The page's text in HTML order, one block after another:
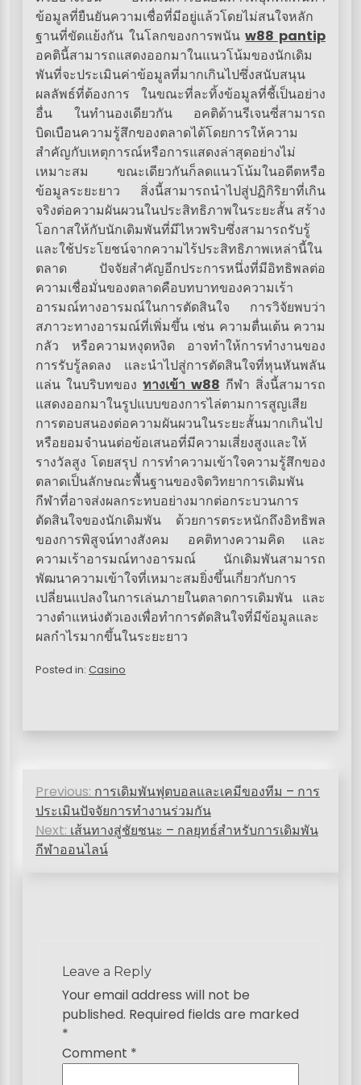
ข้อมูลที่ยืนยันความเชื่อที่มีอยู่แล้วโดยไม่สนใจหลัก
ฐานที่ขัดแย้งกัน ในโลกของการพนันw88 pantip
อคตินี้สามารถแสดงออกมาในแนวโน้มของนักเดิม
พันที่จะประเมินค่าข้อมูลที่มากเกินไปซึ่งสนับสนุน
ผลลัพธ์ที่ต้องการ ในขณะที่ละทิ้งข้อมูลที่ชี้เป็นอย่าง
อื่น ในทำนองเดียวกัน อคติด้านรีเจนซี่สามารถ
บิดเบือนความรู้สึกของตลาดได้โดยการให้ความ
สำคัญกับเหตุการณ์หรือการแสดงล่าสุดอย่างไม่
เหมาะสม ขณะเดียวกันก็ลดแนวโน้มในอดีตหรือ
ข้อมูลระยะยาว สิ่งนี้สามารถนำไปสู่ปฏิกิริยาที่เกิน
จริงต่อความผันผวนในประสิทธิภาพในระยะสั้น สร้าง
โอกาสให้กับนักเดิมพันที่มีไหวพริบซึ่งสามารถรับรู้
และใช้ประโยชน์จากความไร้ประสิทธิภาพเหล่านี้ใน
ตลาด ปัจจัยสำคัญอีกประการหนึ่งที่มีอิทธิพลต่อ
ความเชื่อมั่นของตลาดคือบทบาทของความเร้า
อารมณ์ทางอารมณ์ในการตัดสินใจ การวิจัยพบว่า
สภาวะทางอารมณ์ที่เพิ่มขึ้น เช่น ความตื่นเต้น ความ
กลัว หรือความหงุดหงิด อาจทำให้การทำงานของ
การรับรู้ลดลง และนำไปสู่การตัดสินใจที่หุนหันพลัน
แล่น ในบริบทของทางเข้า w88 กีฬา สิ่งนี้สามารถ
แสดงออกมาในรูปแบบของการไล่ตามการสูญเสีย
การตอบสนองต่อความผันผวนในระยะสั้นมากเกินไป
หรือยอมจำนนต่อข้อเสนอที่มีความเสี่ยงสูงและให้
รางวัลสูง โดยสรุป การทำความเข้าใจความรู้สึกของ
ตลาดเป็นลักษณะพื้นฐานของจิตวิทยาการเดิมพัน
กีฬาที่อาจส่งผลกระทบอย่างมากต่อกระบวนการ
ตัดสินใจของนักเดิมพัน ด้วยการตระหนักถึงอิทธิพล
ของการพิสูจน์ทางสังคม อคติทางความคิด และ
ความเร้าอารมณ์ทางอารมณ์ นักเดิมพันสามารถ
พัฒนาความเข้าใจที่เหมาะสมยิ่งขึ้นเกี่ยวกับการ
เปลี่ยนแปลงในการเล่นภายในตลาดการเดิมพัน และ
วางตำแหน่งตัวเองเพื่อทำการตัดสินใจที่มีข้อมูลและ
ผลกำไรมากขึ้นในระยะยาว
Posted in: Casino
PPrevious: การเดิมพันฟุตบอลและเคมีของทีม – การ
ประเมินปัจจัยการทำงานร่วมกัน
Next: เส้นทางสู่ชัยชนะ – กลยุทธ์สำหรับการเดิมพัน
กีฬาออนไลน์
Leave a Reply
Your email address will not be
published. Required fields are marked
*
Comment *